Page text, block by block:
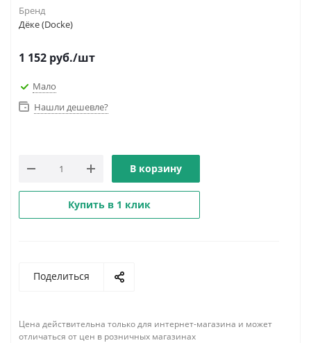
Бренд
Дёке (Docke)
1 152 руб./шт
Мало
Нашли дешевле?
В корзину
Купить в 1 клик
Поделиться
Цена действительна только для интернет-магазина и может
отличаться от цен в розничных магазинах